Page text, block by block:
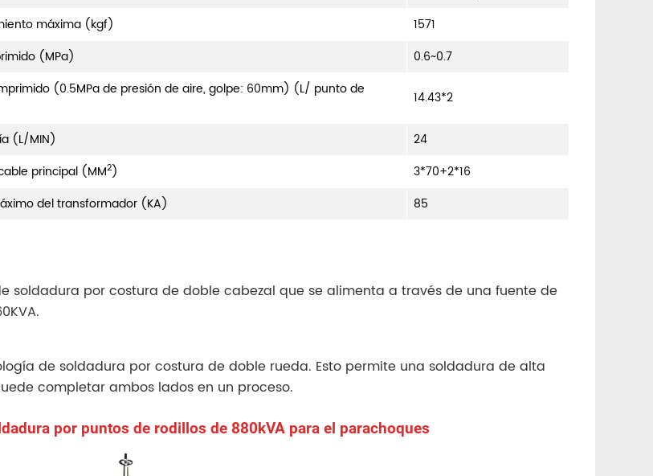
máxima (kgf)
1571
(MPa)
0.6~0.7
(0.5MPa de presión de aire, golpe: 60mm) (L/ punto de
14.43*2
(L/MIN)
24
principal (MM2)
3*70+2*16
del transformador (KA)
85
soldadura por costura de doble cabezal que se alimenta a través de una fuente de
de soldadura por costura de doble rueda. Esto permite una soldadura de alta
completar ambos lados en un proceso.
por puntos de rodillos de 880kVA para el parachoques